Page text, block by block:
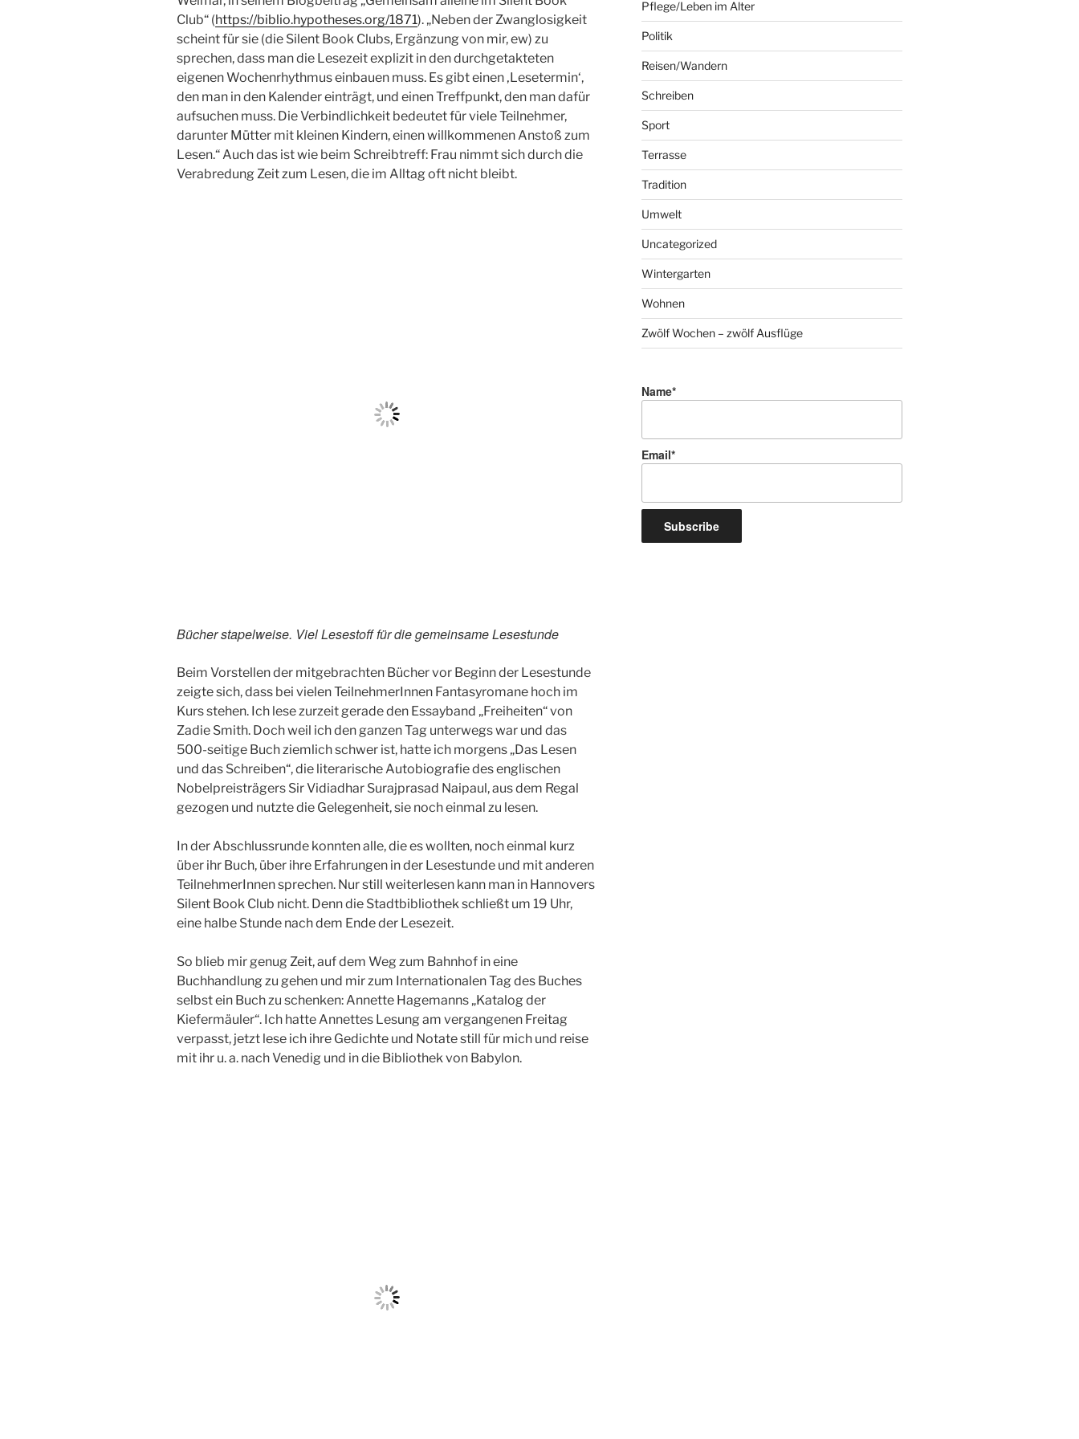
Club“ (https://biblio.hypotheses.org/1871). „Neben der Zwanglosigkeit
scheint für sie (die Silent Book Clubs, Ergänzung von mir, ew) zu
sprechen, dass man die Lesezeit explizit in den durchgetakteten
eigenen Wochenrhythmus einbauen muss. Es gibt einen ‚Lesetermin‘,
den man in den Kalender einträgt, und einen Treffpunkt, den man dafür
aufsuchen muss. Die Verbindlichkeit bedeutet für viele Teilnehmer,
darunter Mütter mit kleinen Kindern, einen willkommenen Anstoß zum
Lesen.“ Auch das ist wie beim Schreibtreff: Frau nimmt sich durch die
Verabredung Zeit zum Lesen, die im Alltag oft nicht bleibt.
Bücher stapelweise. Viel Lesestoff für die gemeinsame Lesestunde
Beim Vorstellen der mitgebrachten Bücher vor Beginn der Lesestunde
zeigte sich, dass bei vielen TeilnehmerInnen Fantasyromane hoch im
Kurs stehen. Ich lese zurzeit gerade den Essayband „Freiheiten“ von
Zadie Smith. Doch weil ich den ganzen Tag unterwegs war und das
500-seitige Buch ziemlich schwer ist, hatte ich morgens „Das Lesen
und das Schreiben“, die literarische Autobiografie des englischen
Nobelpreisträgers Sir Vidiadhar Surajprasad Naipaul, aus dem Regal
gezogen und nutzte die Gelegenheit, sie noch einmal zu lesen.
In der Abschlussrunde konnten alle, die es wollten, noch einmal kurz
über ihr Buch, über ihre Erfahrungen in der Lesestunde und mit anderen
TeilnehmerInnen sprechen. Nur still weiterlesen kann man in Hannovers
Silent Book Club nicht. Denn die Stadtbibliothek schließt um 19 Uhr,
eine halbe Stunde nach dem Ende der Lesezeit.
So blieb mir genug Zeit, auf dem Weg zum Bahnhof in eine
Buchhandlung zu gehen und mir zum Internationalen Tag des Buches
selbst ein Buch zu schenken: Annette Hagemanns „Katalog der
Kiefermäuler“. Ich hatte Annettes Lesung am vergangenen Freitag
verpasst, jetzt lese ich ihre Gedichte und Notate still für mich und reise
mit ihr u. a. nach Venedig und in die Bibliothek von Babylon.
Pflege/Leben im Alter
Politik
Reisen/Wandern
Schreiben
Sport
Terrasse
Tradition
Umwelt
Uncategorized
Wintergarten
Wohnen
Zwölf Wochen – zwölf Ausflüge
Name*
Email*